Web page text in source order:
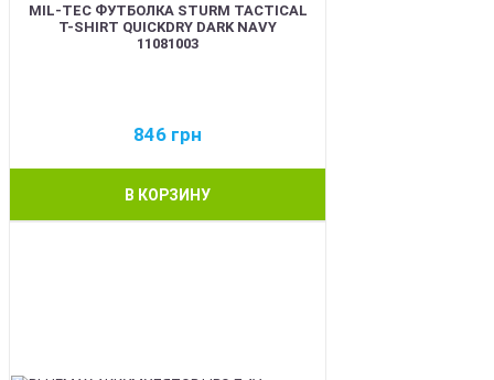
MIL-TEC ФУТБОЛКА STURM TACTICAL
T-SHIRT QUICKDRY DARK NAVY
11081003
846 грн
В КОРЗИНУ